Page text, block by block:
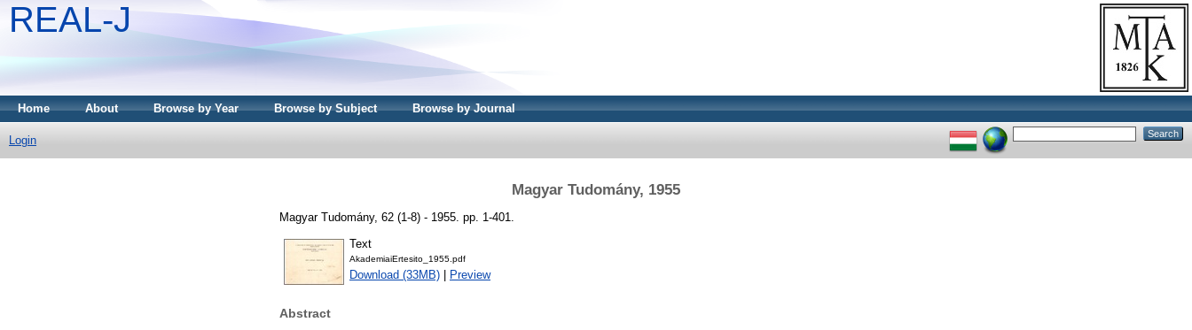
REAL-J
Home About Browse by Year Browse by Subject Browse by Journal
Login
Magyar Tudomány, 1955
Magyar Tudomány, 62 (1-8) - 1955. pp. 1-401.
Text
AkademiaiErtesito_1955.pdf
Download (33MB) Preview
Abstract